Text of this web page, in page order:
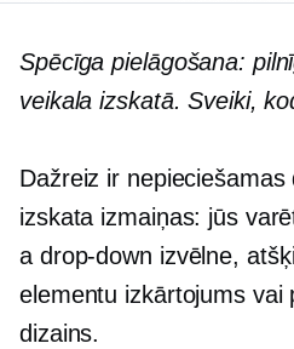
Spēcīga pielāgošana:
veikala izskatā. Sveiki,
Dažreiz ir nepieciešamas
izskata izmaiņas: jūs
a drop-down izvēlne,
elementu izkārtojums vai
dizains.